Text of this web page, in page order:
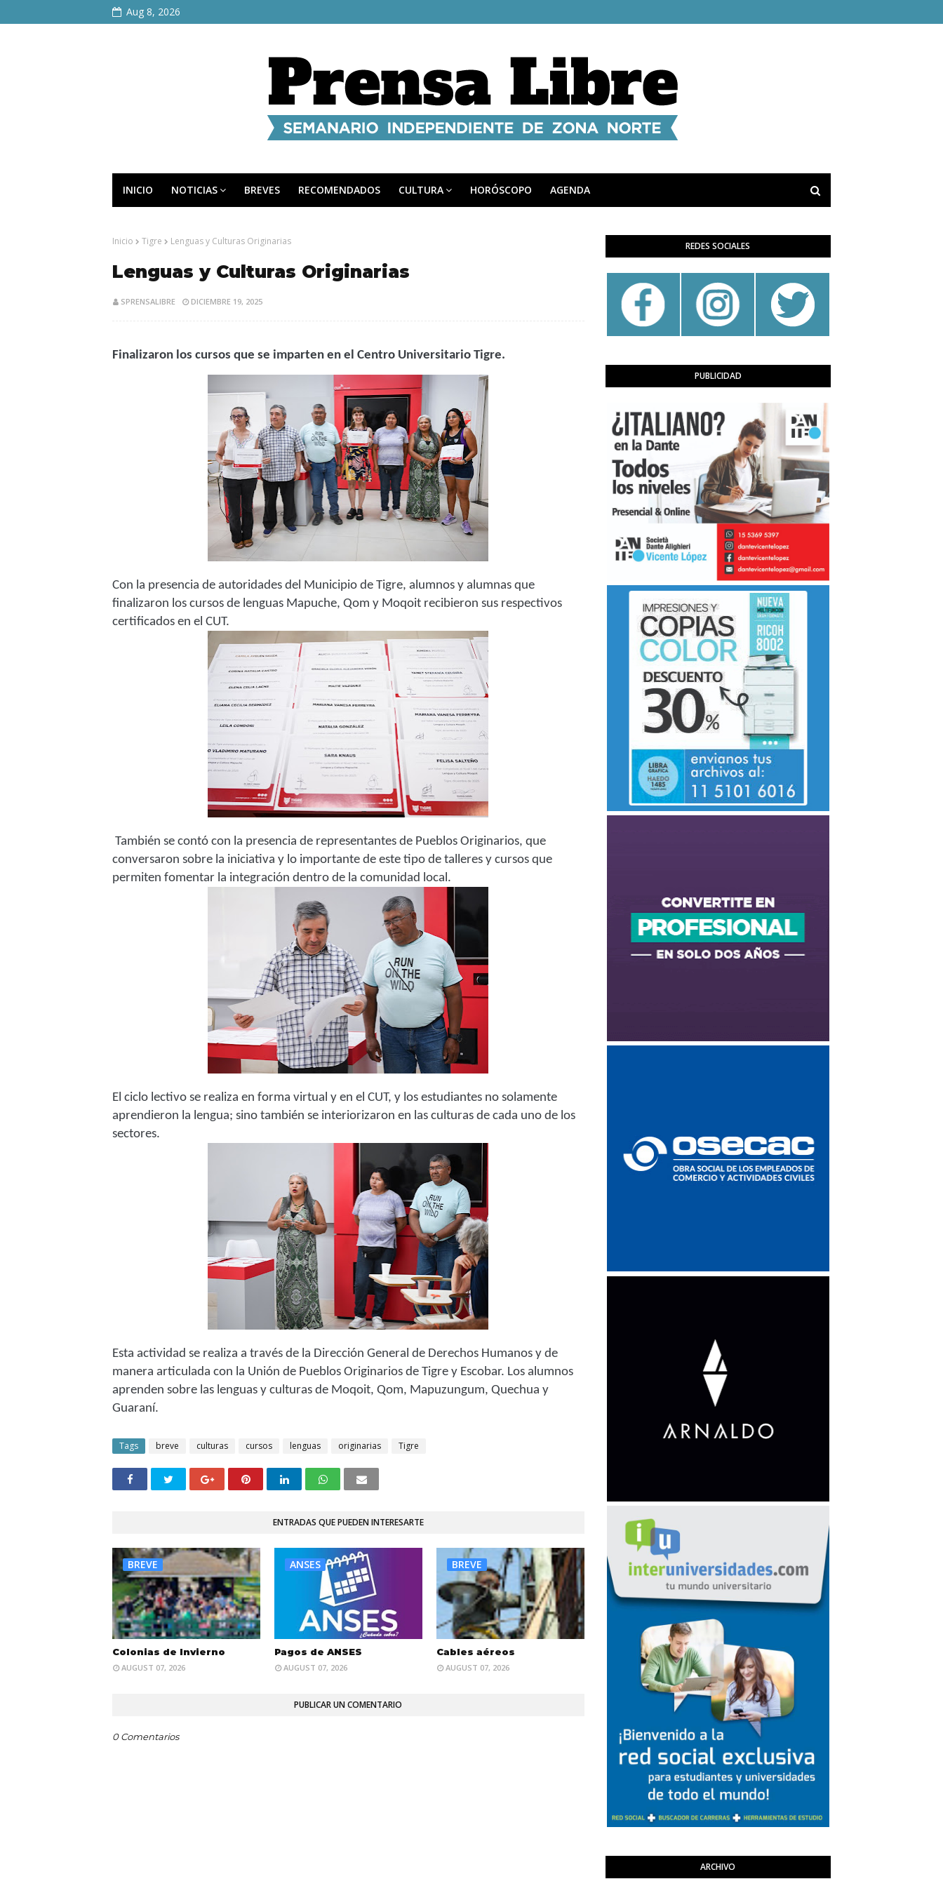
Aug 8, 2026
INICIO NOTICIAS BREVES RECOMENDADOS CULTURA HORÓSCOPO AGENDA
Inicio Tigre Lenguas y Culturas Originarias
Lenguas y Culturas Originarias
SPRENSALIBRE DICIEMBRE 19, 2025
Finalizaron los cursos que se imparten en el Centro Universitario Tigre.
Con la presencia de autoridades del Municipio de Tigre, alumnos y alumnas que
finalizaron los cursos de lenguas Mapuche, Qom y Moqoit recibieron sus respectivos
certificados en el CUT.
También se contó con la presencia de representantes de Pueblos Originarios, que
conversaron sobre la iniciativa y lo importante de este tipo de talleres y cursos que
permiten fomentar la integración dentro de la comunidad local.
El ciclo lectivo se realiza en forma virtual y en el CUT, y los estudiantes no solamente
aprendieron la lengua; sino también se interiorizaron en las culturas de cada uno de los
sectores.
Esta actividad se realiza a través de la Dirección General de Derechos Humanos y de
manera articulada con la Unión de Pueblos Originarios de Tigre y Escobar. Los alumnos
aprenden sobre las lenguas y culturas de Moqoit, Qom, Mapuzungum, Quechua y
Guaraní.
Tags breve culturas cursos lenguas originarias Tigre
ENTRADAS QUE PUEDEN INTERESARTE
BREVE
Colonias de Invierno
AUGUST 07, 2026
ANSES
Pagos de ANSES
AUGUST 07, 2026
BREVE
Cables aéreos
AUGUST 07, 2026
PUBLICAR UN COMENTARIO
0 Comentarios
REDES SOCIALES
PUBLICIDAD
ARCHIVO